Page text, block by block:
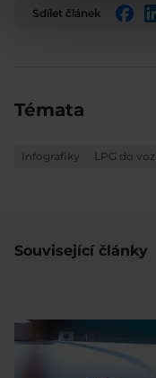
Sdílet článek
Témata
Infografiky LPG do
Související články